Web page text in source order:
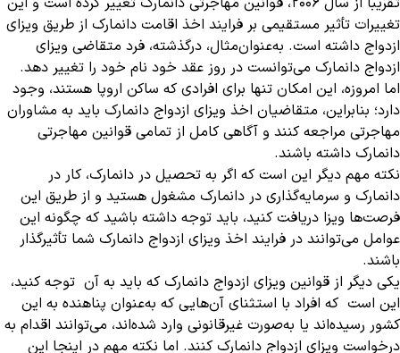
تغییرات تأثیر مستقیمی بر فرایند اخذ اقامت دانمارک از طریق ویزای
ازدواج داشته است. به‌عنوان‌مثال، درگذشته، فرد متقاضی ویزای
ازدواج دانمارک می‌توانست در روز عقد خود نام خود را تغییر دهد.
اما امروزه، این امکان تنها برای افرادی که ساکن اروپا هستند، وجود
دارد؛ بنابراین، متقاضیان اخذ ویزای ازدواج دانمارک باید به مشاوران
مهاجرتی مراجعه کنند و آگاهی کامل از تمامی قوانین مهاجرتی
دانمارک داشته باشند.
نکته مهم دیگر این است که اگر به تحصیل در دانمارک، کار در
دانمارک و سرمایه‌گذاری در دانمارک مشغول هستید و از طریق این
فرصت‌ها ویزا دریافت کنید، باید توجه داشته باشید که چگونه این
عوامل می‌توانند در فرایند اخذ ویزای ازدواج دانمارک شما تأثیرگذار
باشند.
یکی دیگر از قوانین ویزای ازدواج دانمارک که باید به آن توجه کنید،
این است که افراد با استثنای آن‌هایی که به‌عنوان پناهنده به این
کشور رسیده‌اند یا به‌صورت غیرقانونی وارد شده‌اند، می‌توانند اقدام به
درخواست ویزای ازدواج دانمارک کنند. اما نکته مهم در اینجا این